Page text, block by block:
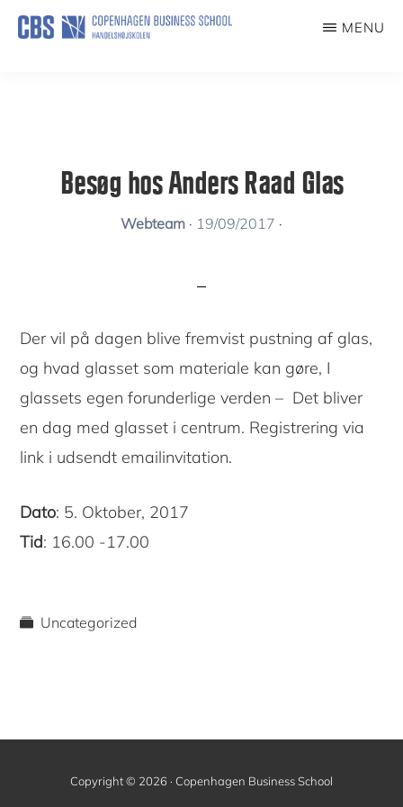
Skip
MENU
Besøg hos Anders Raad Glas
Webteam · 19/09/2017 ·
Der vil på dagen blive fremvist pustning af glas,
og hvad glasset som materiale kan gøre, I
glassets egen forunderlige verden – Det bliver
en dag med glasset i centrum. Registrering via
link i udsendt emailinvitation.
Dato: 5. Oktober, 2017
Tid: 16.00 -17.00
Uncategorized
Copyright © 2026 · Copenhagen Business School